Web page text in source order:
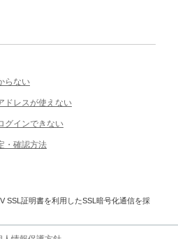
らない
ドレスが使えない
グインできない
・確認方法
SSL証明書を利用したSSL暗号化通信を採